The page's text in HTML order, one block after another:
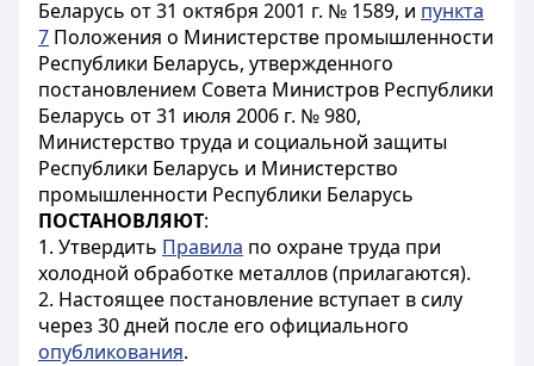
Беларусь от 31 октября 2001 г. № 1589, и пункта
7 Положения о Министерстве промышленности
Республики Беларусь, утвержденного
постановлением Совета Министров Республики
Беларусь от 31 июля 2006 г. № 980,
Министерство труда и социальной защиты
Республики Беларусь и Министерство
промышленности Республики Беларусь
ПОСТАНОВЛЯЮТ:
1. Утвердить Правила по охране труда при
холодной обработке металлов (прилагаются).
2. Настоящее постановление вступает в силу
через 30 дней после его официального
опубликования.